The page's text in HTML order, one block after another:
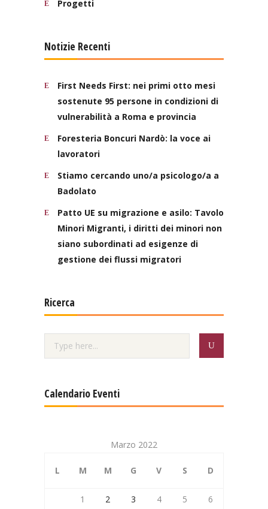
Progetti
Notizie Recenti
First Needs First: nei primi otto mesi
sostenute 95 persone in condizioni di
vulnerabilità a Roma e provincia
Foresteria Boncuri Nardò: la voce ai
lavoratori
Stiamo cercando uno/a psicologo/a a
Badolato
Patto UE su migrazione e asilo: Tavolo
Minori Migranti, i diritti dei minori non
siano subordinati ad esigenze di
gestione dei flussi migratori
Ricerca
Calendario Eventi
Marzo 2022
L M M G V S D
1 2 3 4 5
6